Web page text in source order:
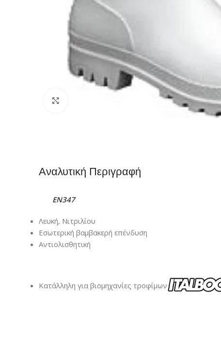
Αναλυτική Περιγραφή
EN347
Λευκή, Νιτριλίου
Εσωτερική βαμβακερή επένδυση
Αντιολισθητική
Κατάλληλη για βιομηχανίες τροφίμων